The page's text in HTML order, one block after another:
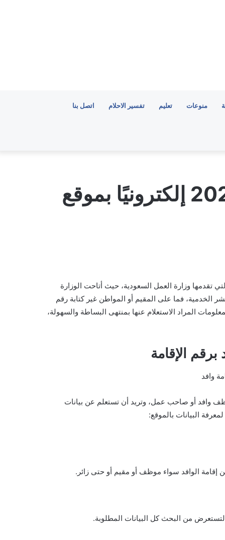
منوعات تعليم تفسير الاحلام اتصل بنا
استعلام عن إقامة وافد 2022 إلكترونيًا بموقع
تقدمها وزارة العمل السعودية، حيث أتاحت الوزارة
الخدمية، فما على المقيم أو المواطن غير كتابة رقم
المراد الاستعلام عنها بمنتهى البساطة والسهولة،
الإقامة
وافد أو صاحب عمل، وتريد أن تستعلم عن بيانات
البيانات بالموقع:
إقامة الوافد سواء موظف أو مقيم أو حتى زائر.
من البحث كل البيانات المطلوبة.